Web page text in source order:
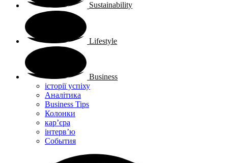
Sustainability
Lifestyle
Business
історії успіху
Аналітика
Business Tips
Колонки
кар’єра
інтерв’ю
Cобытия